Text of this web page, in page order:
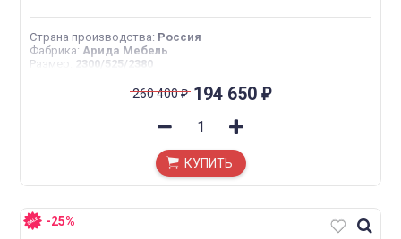
Страна производства: Россия
Фабрика: Арида Мебель
Размер : 2300/525/2380
260 400₽ 194 650 ₽
КУПИТЬ
-25%